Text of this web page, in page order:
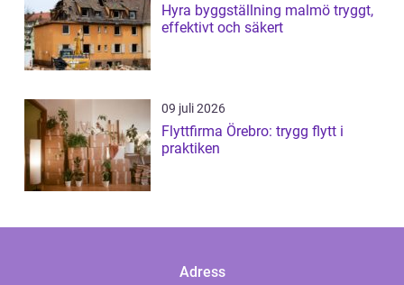
Hyra byggställning malmö tryggt,
effektivt och säkert
09 juli 2026
Flyttfirma Örebro: trygg flytt i
praktiken
Adress